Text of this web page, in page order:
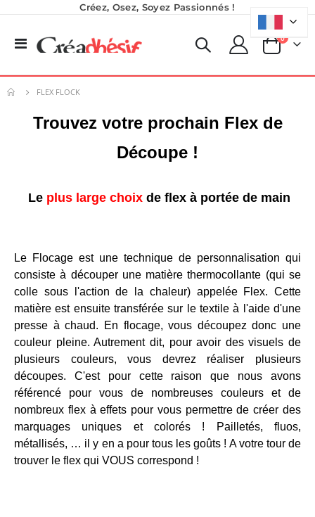
Créez, Osez, Soyez Passionnés !
Basculer
Panier
0produits
FLEX FLOCK
Trouvez votre prochain Flex de
Découpe !
Le plus large choix de flex à portée de main
Le Flocage est une technique de personnalisation qui
consiste à découper une matière thermocollante (qui se
colle sous l'action de la chaleur) appelée Flex. Cette
matière est ensuite transférée sur le textile à l'aide d'une
presse à chaud. En flocage, vous découpez donc une
couleur pleine. Autrement dit, pour avoir des visuels de
plusieurs couleurs, vous devrez réaliser plusieurs
découpes. C'est pour cette raison que nous avons
référencé pour vous de nombreuses couleurs et de
nombreux flex à effets pour vous permettre de créer des
marquages uniques et colorés !
Pailletés, fluos,
métallisés, … il y en a pour tous les goûts ! A votre tour de
trouver le flex qui VOUS correspond !
5,40 €
Encre pour transfert DTF - 2eme Génération - Blanc - 1L
8 990,00 €
Rating: